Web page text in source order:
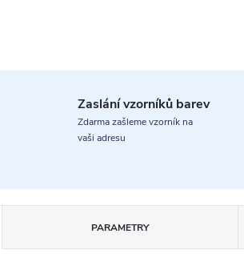
Zaslání vzorníků barev
Zdarma zašleme vzorník na
vaši adresu
PARAMETRY